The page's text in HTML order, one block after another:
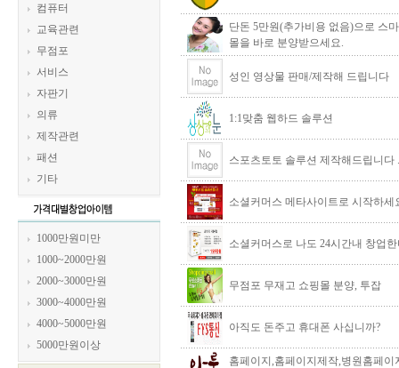
컴퓨터
교육관련
무점포
서비스
자판기
의류
제작관련
패션
기타
1000만원미만
1000~2000만원
2000~3000만원
3000~4000만원
4000~5000만원
5000만원이상
단돈 5만원(추가비용 없음)으로 스
몰을 바로 분양받으세요.
성인 영상물 판매/제작해 드립니다
1:1맞춤 웹하드 솔루션
스포츠토토 솔루션 제작해드립니다 .
소셜커머스 메타사이트로 시작하세
소셜커머스로 나도 24시간내 창업
무점포 무재고 쇼핑몰 분양, 투잡
아직도 돈주고 휴대폰 사십니까?
홈페이지,홈페이지제작,병원홈페이